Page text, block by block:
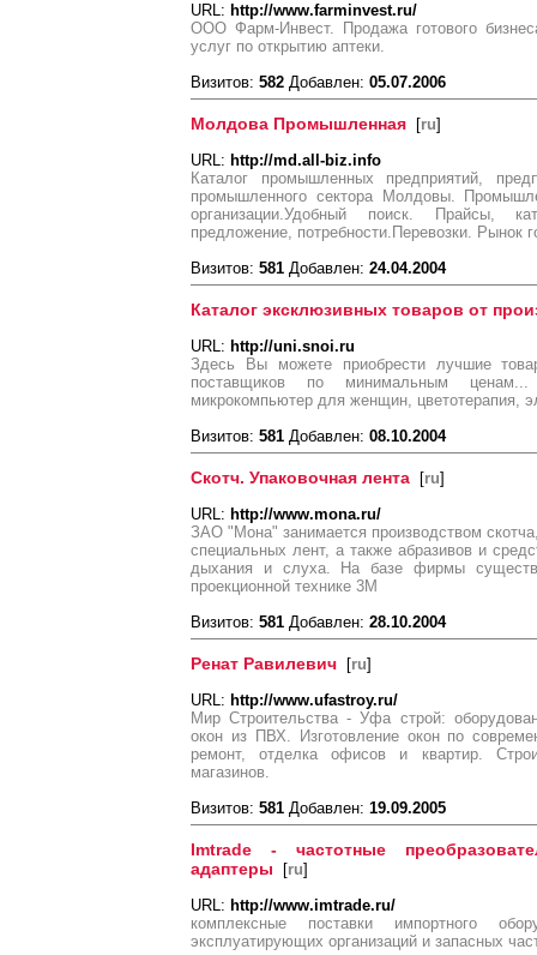
URL: http://www.farminvest.ru/
ООО Фарм-Инвест. Продажа готового
услуг по открытию аптеки.
Визитов: 582 Добавлен: 05.07.2006
Молдова Промышленная [ru]
URL: http://md.all-biz.info
Каталог промышленных предприятий,
промышленного сектора Молдовы.
организации.Удобный поиск. Прайсы,
предложение, потребности.Перевозки. Рынок
Визитов: 581 Добавлен: 24.04.2004
Каталог эксклюзивных товаров от
URL: http://uni.snoi.ru
Здесь Вы можете приобрести лучшие
поставщиков по минимальным
микрокомпьютер для женщин, цветотерапия,
Визитов: 581 Добавлен: 08.10.2004
Скотч. Упаковочная лента [ru]
URL: http://www.mona.ru/
ЗАО "Мона" занимается производством
специальных лент, а также абразивов и
дыхания и слуха. На базе фирмы
проекционной технике 3М
Визитов: 581 Добавлен: 28.10.2004
Ренат Равилевич [ru]
URL: http://www.ufastroy.ru/
Мир Строительства - Уфа строй:
окон из ПВХ. Изготовление окон по
ремонт, отделка офисов и квартир.
магазинов.
Визитов: 581 Добавлен: 19.09.2005
Imtrade - частотные
адаптеры [ru]
URL: http://www.imtrade.ru/
комплексные поставки импортного
эксплуатирующих организаций и запасных